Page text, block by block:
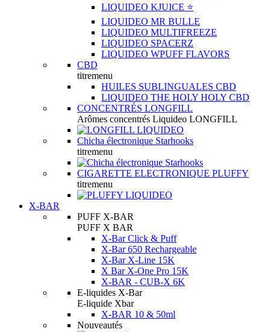
LIQUIDEO KJUICE ⭐️
LIQUIDEO MR BULLE
LIQUIDEO MULTIFREEZE
LIQUIDEO SPACERZ
LIQUIDEO WPUFF FLAVORS
CBD
titremenu
HUILES SUBLINGUALES CBD
LIQUIDEO THE HOLY HOLY CBD
CONCENTRÉS LONGFILL
Arômes concentrés Liquideo LONGFILL
Chicha électronique Starhooks
titremenu
CIGARETTE ELECTRONIQUE PLUFFY
titremenu
X-BAR
PUFF X-BAR
PUFF X BAR
X-Bar Click & Puff
X-Bar 650 Rechargeable
X-Bar X-Line 15K
X Bar X-One Pro 15K
X-BAR - CUB-X 6K
E-liquides X-Bar
E-liquide Xbar
X-BAR 10 & 50ml
Nouveautés